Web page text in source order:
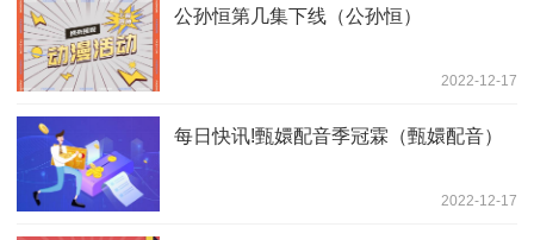
公孙恒第几集下线（公孙恒）
2022-12-17
每日快讯!甄嬛配音季冠霖（甄嬛配音）
2022-12-17